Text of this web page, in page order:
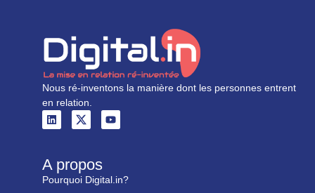
Nous ré-inventons la manière dont les personnes entrent
en relation.
A propos
Pourquoi Digital.in?